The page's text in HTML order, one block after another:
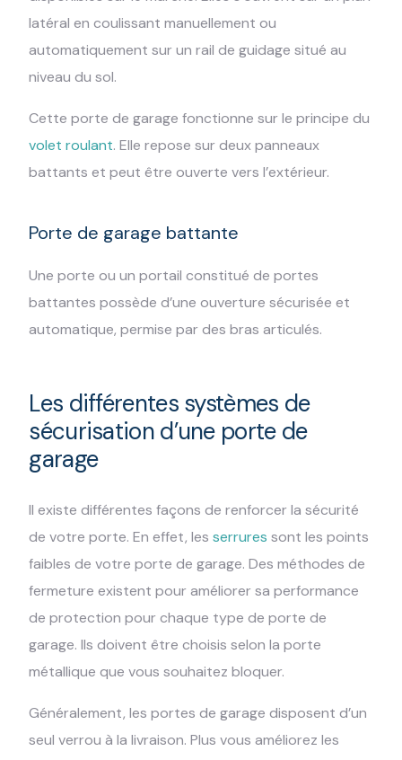
latéral en coulissant manuellement ou
automatiquement sur un rail de guidage situé au
niveau du sol.
Cette porte de garage fonctionne sur le principe du
volet roulant. Elle repose sur deux panneaux
battants et peut être ouverte vers l’extérieur.
Porte de garage battante
Une porte ou un portail constitué de portes
battantes possède d’une ouverture sécurisée et
automatique, permise par des bras articulés.
Les différentes systèmes de
sécurisation d’une porte de
garage
Il existe différentes façons de renforcer la sécurité
de votre porte. En effet, lesserrures sont les points
faibles de votre porte de garage. Des méthodes de
fermeture existent pour améliorer sa performance
de protection pour chaque type de porte de
garage. Ils doivent être choisis selon la porte
métallique que vous souhaitez bloquer.
Généralement, les portes de garage disposent d’un
seul verrou à la livraison. Plus vous améliorez les